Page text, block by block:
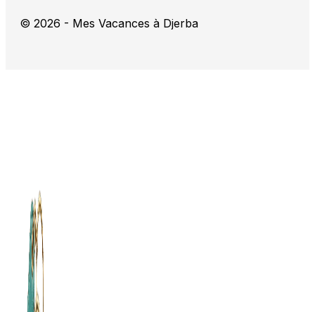
© 2026 - Mes Vacances à Djerba